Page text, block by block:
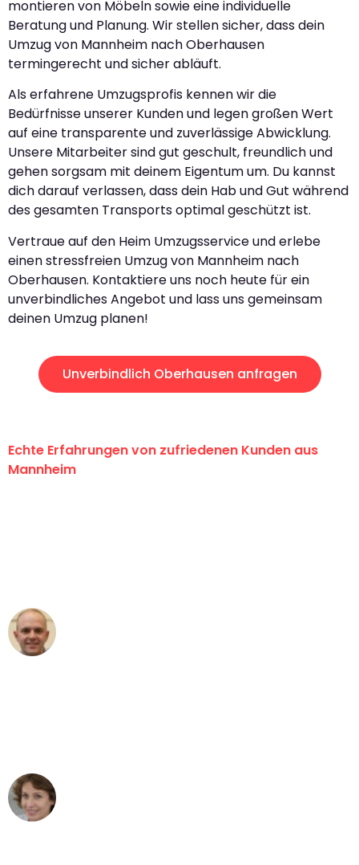
montieren von Möbeln sowie eine individuelle
Beratung und Planung. Wir stellen sicher, dass dein
Umzug von Mannheim nach Oberhausen
termingerecht und sicher abläuft.
Als erfahrene Umzugsprofis kennen wir die
Bedürfnisse unserer Kunden und legen großen Wert
auf eine transparente und zuverlässige Abwicklung.
Unsere Mitarbeiter sind gut geschult, freundlich und
gehen sorgsam mit deinem Eigentum um. Du kannst
dich darauf verlassen, dass dein Hab und Gut während
des gesamten Transports optimal geschützt ist.
Vertraue auf den Heim Umzugsservice und erlebe
einen stressfreien Umzug von Mannheim nach
Oberhausen. Kontaktiere uns noch heute für ein
unverbindliches Angebot und lass uns gemeinsam
deinen Umzug planen!
Unverbindlich Oberhausen anfragen
Echte Erfahrungen von zufriedenen Kunden aus
Mannheim